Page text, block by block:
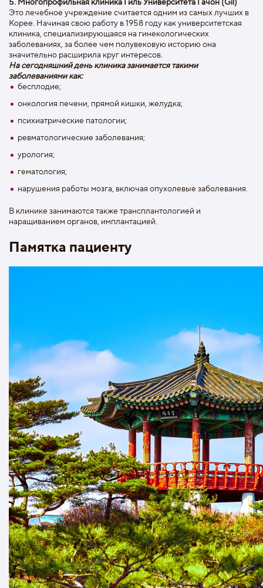
Это лечебное учреждение считается одним из самых лучших в
Корее. Начиная свою работу в 1958 году как университетская
клиника, специализирующаяся на гинекологических
заболеваниях, за более чем полувековую историю она
значительно расширила круг интересов.
На сегодняшний день клиника занимается такими
заболеваниями как:
бесплодие;
онкология печени, прямой кишки, желудка;
психиатрические патологии;
ревматологические заболевания;
урология;
гематология;
нарушения работы мозга, включая опухолевые заболевания.
В клинике занимаются также трансплантологией и
наращиванием органов, имплантацией.
Памятка пациенту